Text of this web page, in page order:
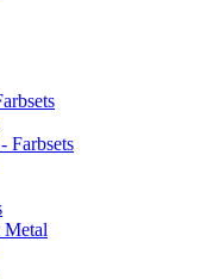
Farbsets
Metal